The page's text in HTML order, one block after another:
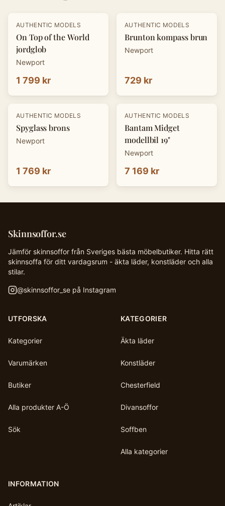
AUTHENTIC MODELS
On Top of the World
jordglob
Newport
1 799 kr
AUTHENTIC MODELS
Brunton kompass brun
Newport
729 kr
AUTHENTIC MODELS
Spyglass brons
Newport
1 769 kr
AUTHENTIC MODELS
Bantam Midget
modellbil 19"
Newport
7 169 kr
Skinnsoffor.se
Jämför skinnsoffor från Sveriges bästa möbelbutiker. Hitta rätt
skinnsoffa för ditt vardagsrum - äkta läder, konstläder och alla
stilar.
@skinnsoffor_se på Instagram
UTFORSKA
Kategorier
Varumärken
Butiker
Alla produkter A-Ö
Sök
KATEGORIER
Äkta läder
Konstläder
Chesterfield
Divansoffor
Soffben
Alla kategorier
INFORMATION